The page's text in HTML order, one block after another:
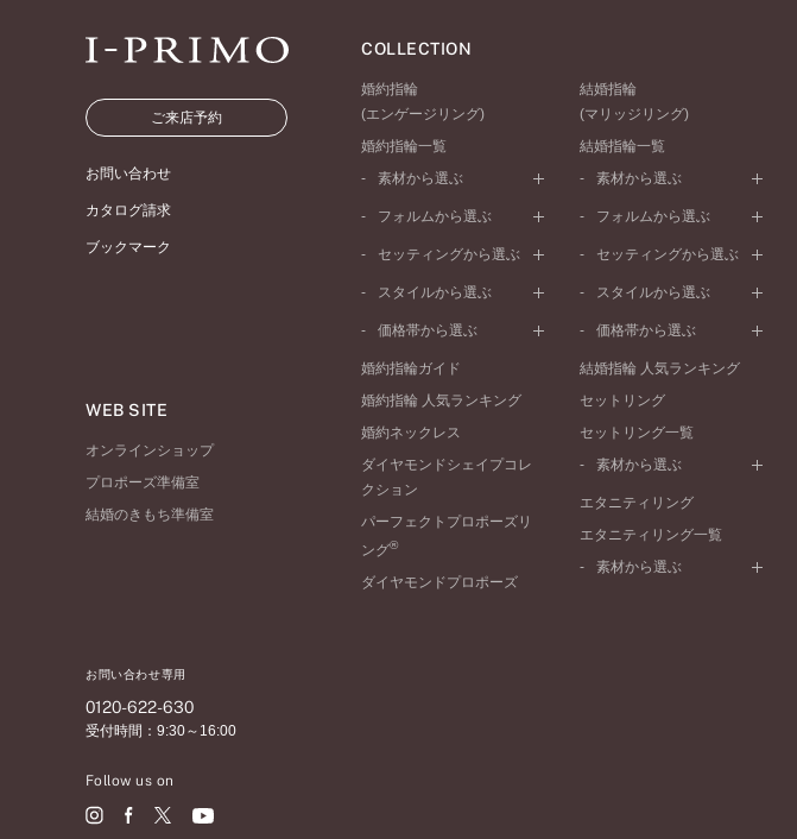
ご来店予約
お問い合わせ
カタログ請求
ブックマーク
WEB SITE
オンラインショップ
プロポーズ準備室
結婚のきもち準備室
お問い合わせ専用
0120-622-630
受付時間：9:30～16:00
Follow us on
COLLECTION
婚約指輪
(エンゲージリング)
婚約指輪一覧
素材から選ぶ
プラチナ
ピンクゴールド
ペールブラウンゴールド
フォルムから選ぶ
ストレートライン
V字ライン
セッティングから選ぶ
ソリテール
ダブルサイドメレ
ラインメレ
スタイルから選ぶ
シンプル
モード
エレガント
ゴージャス
価格帯から選ぶ
50万円台～
20万円台～
10万円台～
婚約指輪ガイド
婚約指輪 人気ランキング
婚約ネックレス
ダイヤモンドシェイプコレ
クション
パーフェクトプロポーズリ
ング®
ダイヤモンドプロポーズ
結婚指輪
(マリッジリング)
結婚指輪一覧
素材から選ぶ
プラチナ
ピンクゴールド
ペールブラウンゴールド
フォルムから選ぶ
ストレートライン
V字ライン
セッティングから選ぶ
プレーン
セベラルメレ
ラインメレ
スタイルから選ぶ
シンプル
モード
エレガント
ゴージャス
価格帯から選ぶ
50万円～
20万円～30万円
10万円～20万円
結婚指輪 人気ランキング
セットリング
セットリング一覧
素材から選ぶ
プラチナ
ペールブラウンゴールド
エタニティリング
エタニティリング一覧
素材から選ぶ